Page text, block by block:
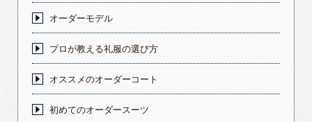
オーダーモデル
プロが教える礼服の選び方
オススメのオーダーコート
初めてのオーダースーツ